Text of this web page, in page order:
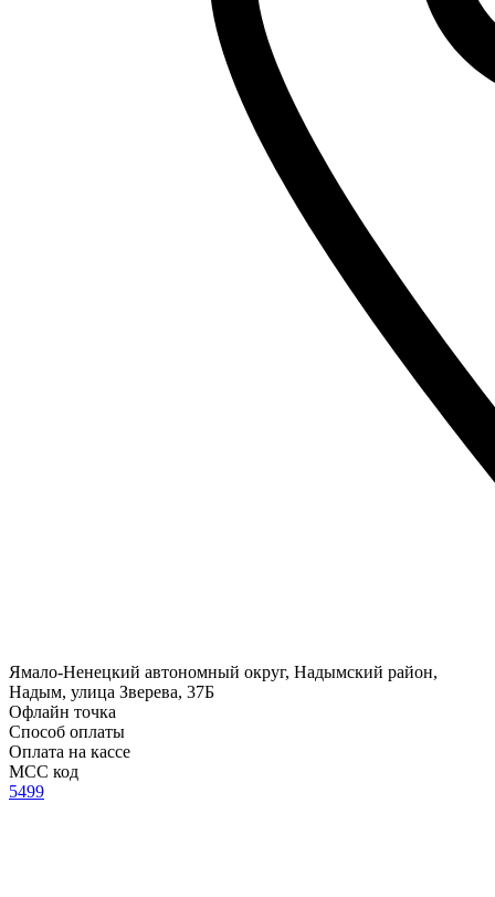
Ямало-Ненецкий автономный округ, Надымский район,
Надым, улица Зверева, 37Б
Офлайн точка
Способ оплаты
Оплата на кассе
MCC код
5499